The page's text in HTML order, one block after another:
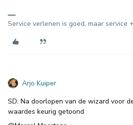
Service verlenen is goed, maar service
Arjo Kuiper
SD: Na doorlopen van de wizard voor
waardes keurig getoond